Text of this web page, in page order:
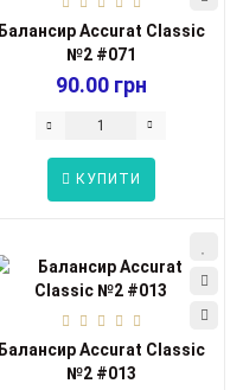
Балансир Accurat Classic
№2 #071
90.00 грн
КУПИТИ
Балансир Accurat Classic
№2 #013